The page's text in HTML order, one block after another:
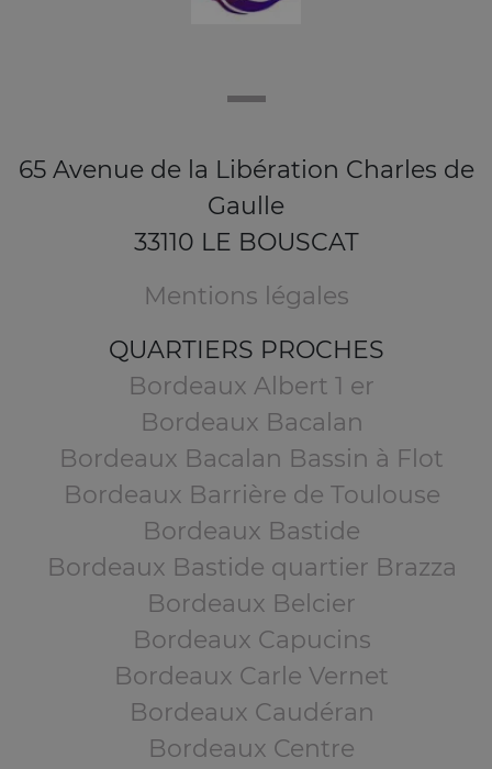
65 Avenue de la Libération Charles de
Gaulle
33110 LE BOUSCAT
Mentions légales
QUARTIERS PROCHES
Bordeaux Albert 1 er
Bordeaux Bacalan
Bordeaux Bacalan Bassin à Flot
Bordeaux Barrière de Toulouse
Bordeaux Bastide
Bordeaux Bastide quartier Brazza
Bordeaux Belcier
Bordeaux Capucins
Bordeaux Carle Vernet
Bordeaux Caudéran
Bordeaux Centre